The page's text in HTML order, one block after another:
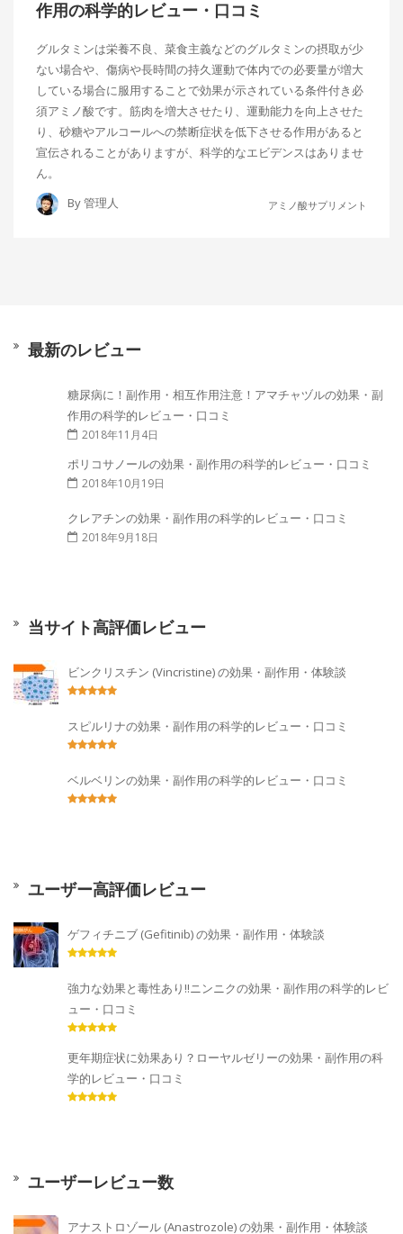
作用の科学的レビュー・口コミ
グルタミンは栄養不良、菜食主義などのグルタミンの摂取が少
ない場合や、傷病や長時間の持久運動で体内での必要量が増大
している場合に服用することで効果が示されている条件付き必
須アミノ酸です。筋肉を増大させたり、運動能力を向上させた
り、砂糖やアルコールへの禁断症状を低下させる作用があると
宣伝されることがありますが、科学的なエビデンスはありませ
ん。
By管理人 アミノ酸サプリメント
最新のレビュー
糖尿病に！副作用・相互作用注意！アマチャヅルの効果・副
作用の科学的レビュー・口コミ
2018年11月4日
ポリコサノールの効果・副作用の科学的レビュー・口コミ
2018年10月19日
クレアチンの効果・副作用の科学的レビュー・口コミ
2018年9月18日
当サイト高評価レビュー
ビンクリスチン (Vincristine) の効果・副作用・体験談
スピルリナの効果・副作用の科学的レビュー・口コミ
ベルベリンの効果・副作用の科学的レビュー・口コミ
ユーザー高評価レビュー
ゲフィチニブ (Gefitinib) の効果・副作用・体験談
強力な効果と毒性あり!!ニンニクの効果・副作用の科学的レビ
ュー・口コミ
更年期症状に効果あり？ローヤルゼリーの効果・副作用の科
学的レビュー・口コミ
ユーザーレビュー数
アナストロゾール (Anastrozole) の効果・副作用・体験談